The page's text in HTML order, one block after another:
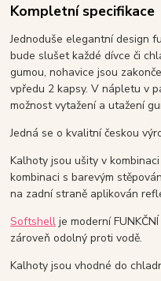
Kompletní specifikace
Jednoduše elegantní design
bude slušet každé dívce či
gumou, nohavice jsou
vpředu 2 kapsy. V nápletu v
možnost vytažení a utažení
Jedná se o kvalitní českou
Kalhoty jsou ušity v
kombinaci s barevým
na zadní straně aplikován
Softshell je moderní
zároveň odolný proti vodě.
Kalhoty jsou vhodné do